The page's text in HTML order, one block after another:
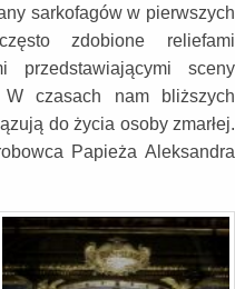
sarkofagów w pierwszych
zdobione reliefami
przedstawiającymi sceny
W czasach nam bliższych
do życia osoby zmarłej.
Papieża Aleksandra